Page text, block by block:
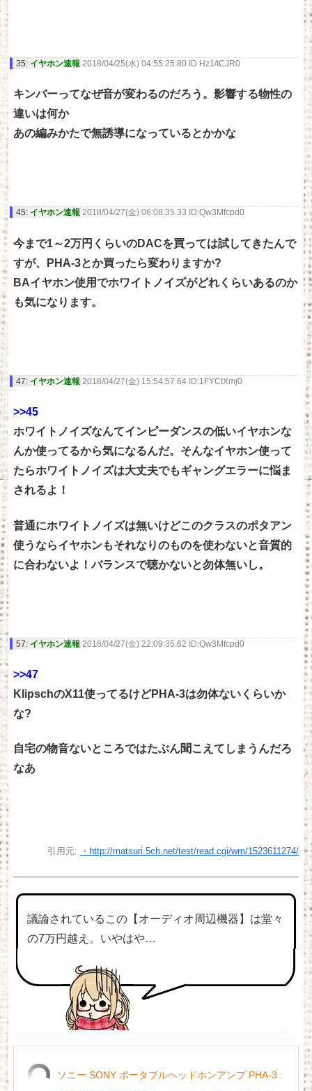
35: イヤホン速報 2018/04/25(水) 04:55:25.80 ID:Hz1/tCJR0
キンバーってなぜ音が変わるのだろう。影響する物性の
違いは何か
あの編みかたで無誘導になっているとかかな
45: イヤホン速報 2018/04/27(金) 06:08:35.33 ID:Qw3Mfcpd0
今まで1～2万円くらいのDACを買っては試してきたんで
すが、PHA-3とか買ったら変わりますか?
BAイヤホン使用でホワイトノイズがどれくらいあるのか
も気になります。
47: イヤホン速報 2018/04/27(金) 15:54:57.64 ID:1FYCtXmj0
>>45
ホワイトノイズなんてインピーダンスの低いイヤホンな
んか使ってるから気になるんだ。そんなイヤホン使って
たらホワイトノイズは大丈夫でもギャングエラーに悩ま
されるよ！
普通にホワイトノイズは無いけどこのクラスのポタアン
使うならイヤホンもそれなりのものを使わないと音質的
に合わないよ！バランスで聴かないと勿体無いし。
57: イヤホン速報 2018/04/27(金) 22:09:35.62 ID:Qw3Mfcpd0
>>47
KlipschのX11使ってるけどPHA-3は勿体ないくらいか
な?
自宅の物音ないところではたぶん聞こえてしまうんだろ
なあ
引用元: ・http://matsuri.5ch.net/test/read.cgi/wm/1523611274/
議論されているこの【オーディオ周辺機器】は堂々
の7万円越え。いやはや…
ソニー SONY ポータブルヘッドホンアンプ PHA-3 :